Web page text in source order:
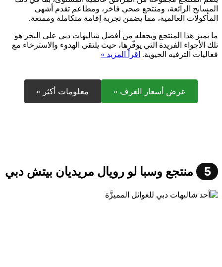
المسابح الرائعة، ومنتجع صحي فاخر، ومطاعم تقدم أشهى
المأكولات العالمية، مما يضمن تجربة إقامة متكاملة وممتعة.
ما يميز هذا المنتجع ويجعله من أفضل شاليهات دبي على البحر هو
تلك الأجواء الفريدة التي يوفّرها، حيث يلتقي الهدوء والاسترخاء مع
فعاليات الترفيه الحيوية. اقرأ المزيد »
عرض أسعار الغرف » معلومات أكثر »
5 منتجع وسبا لو رويال مريديان بيتش دبي